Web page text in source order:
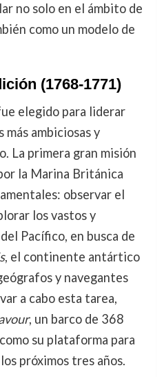
no solo en el ámbito de
como un modelo de
(1768-1771)
elegido para liderar
más ambiciosas y
La primera gran misión
la Marina Británica
observar el
los vastos y
Pacífico, en busca de
, el continente antártico
y navegantes
a cabo esta tarea,
, un barco de 368
su plataforma para
próximos tres años.